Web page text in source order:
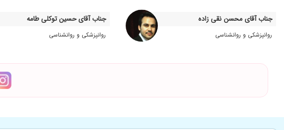
جناب آقای محسن نقی زاده
روانپزشکی و روانشناسی
جناب آقای حسین توکلی طامه
روانپزشکی و روانشناسی